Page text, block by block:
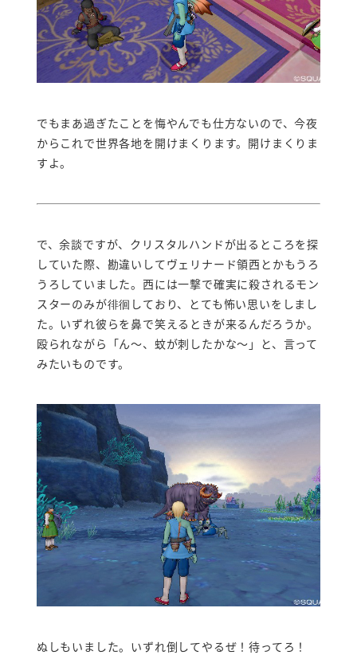
でもまあ過ぎたことを悔やんでも仕方ないので、今夜
からこれで世界各地を開けまくります。開けまくりま
すよ。
で、余談ですが、クリスタルハンドが出るところを探
していた際、勘違いしてヴェリナード領西とかもうろ
うろしていました。西には一撃で確実に殺されるモン
スターのみが徘徊しており、とても怖い思いをしまし
た。いずれ彼らを鼻で笑えるときが来るんだろうか。
殴られながら「ん～、蚊が刺したかな～」と、言って
みたいものです。
ぬしもいました。いずれ倒してやるぜ！待ってろ！